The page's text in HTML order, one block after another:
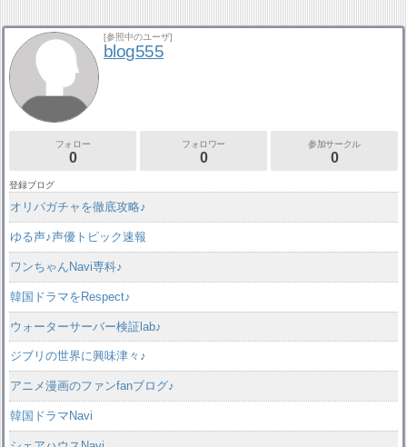
[参照中のユーザ]
blog555
フォロー
0
フォロワー
0
参加サークル
0
登録ブログ
オリパガチャを徹底攻略♪
ゆる声♪声優トピック速報
ワンちゃんNavi専科♪
韓国ドラマをRespect♪
ウォーターサーバー検証lab♪
ジブリの世界に興味津々♪
アニメ漫画のファンfanブログ♪
韓国ドラマNavi